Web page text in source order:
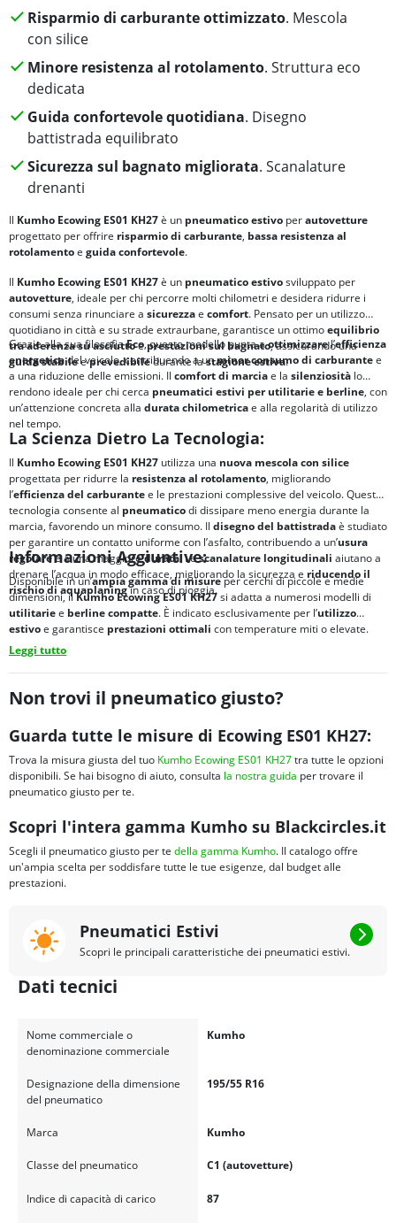
Risparmio di carburante ottimizzato. Mescola
con silice
Minore resistenza al rotolamento. Struttura eco
dedicata
Guida confortevole quotidiana. Disegno
battistrada equilibrato
Sicurezza sul bagnato migliorata. Scanalature
drenanti
Il Kumho Ecowing ES01 KH27è un pneumatico estivo perautovetture
progettato per offrire risparmio di carburante, bassa resistenza al
rotolamentoe guida confortevole.
Il Kumho Ecowing ES01 KH27è un pneumatico estivosviluppato per
autovetture, ideale per chi percorre molti chilometri e desidera ridurre i
consumi senza rinunciare a sicurezzae comfort. Pensato per un utilizzo
quotidiano in città e su strade extraurbane, garantisce un ottimoequilibrio
traaderenza su asciuttoeprestazioni sul bagnato, assicurando una
guida stabileeprevedibiledurante lastagione estiva.
Grazie alla sua filosofiaEco, questo modello punta aottimizzarel’efficienza
energeticadel veicolo, contribuendo a unminor consumo di carburantee
a una riduzione delle emissioni. Il comfort di marciae la silenziosità lo
rendono ideale per chi cerca pneumatici estivi per utilitarie e berline, con
un’attenzione concreta alla durata chilometricae alla regolarità di utilizzo
nel tempo.
La Scienza Dietro La Tecnologia:
Il Kumho Ecowing ES01 KH27 utilizza una nuova mescola con silice
progettata per ridurre la resistenza al rotolamento, migliorando
l’efficienza del carburantee le prestazioni complessive del veicolo. Questa
tecnologia consente al pneumaticodi dissipare meno energia durante la
marcia, favorendo un minore consumo. Il disegno del battistradaè studiato
per garantire un contatto uniforme con l’asfalto, contribuendo a un’usura
regolaree a una maggioredurata. Lescanalature longitudinali aiutano a
drenare l’acqua in modo efficace, migliorando la sicurezza e riducendo il
rischio diaquaplaningin caso di pioggia.
Informazioni Aggiuntive:
Disponibile in un’ampia gamma di misureper cerchi di piccole e medie
dimensioni, ilKumho Ecowing ES01 KH27si adatta a numerosi modelli di
utilitariee berline compatte. È indicato esclusivamente per l’utilizzo
estivoe garantisce prestazioni ottimali con temperature miti o elevate.
Leggi tutto
Non trovi il pneumatico giusto?
Guarda tutte le misure di Ecowing ES01 KH27:
Trova la misura giusta del tuo Kumho Ecowing ES01 KH27tra tutte le opzioni
disponibili. Se hai bisogno di aiuto, consulta la nostra guida per trovare il
pneumatico giusto per te.
Scopri l'intera gamma Kumho su Blackcircles.it
Scegli il pneumatico giusto per te della gamma Kumho. Il catalogo offre
un'ampia scelta per soddisfare tutte le tue esigenze, dal budget alle
prestazioni.
Pneumatici Estivi
Scopri le principali caratteristiche dei pneumatici estivi.
Dati tecnici
Nome commerciale o
denominazione commerciale
Kumho
Designazione della dimensione
del pneumatico
195/55 R16
Marca Kumho
Classe del pneumatico C1 (autovetture)
Indice di capacità di carico 87